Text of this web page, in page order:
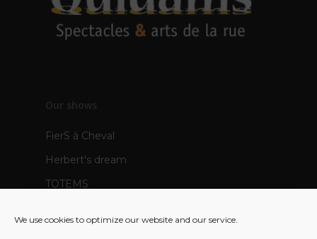
We use cookies to optimize our website and our service.
Our shows
FierS à Cheval
Herbert's dream
TOTEMS